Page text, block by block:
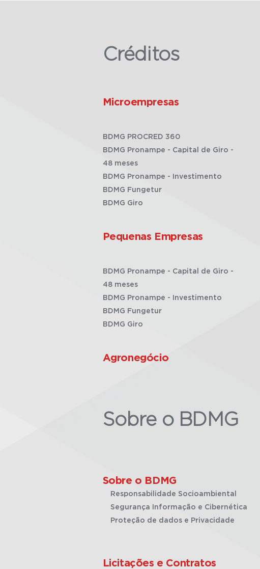
Créditos
Microempresas
BDMG PROCRED 360
BDMG Pronampe - Capital de Giro -
48 meses
BDMG Pronampe - Investimento
BDMG Fungetur
BDMG Giro
Pequenas Empresas
BDMG Pronampe - Capital de Giro -
48 meses
BDMG Pronampe - Investimento
BDMG Fungetur
BDMG Giro
Agronegócio
Sobre o BDMG
Sobre o BDMG
Responsabilidade Socioambiental
Segurança Informação e Cibernética
Proteção de dados e Privacidade
Licitações e Contratos